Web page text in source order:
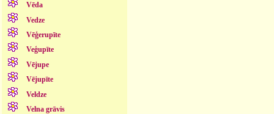
Vēda
Vedze
Vēģerupīte
Veģupīte
Vējupe
Vējupīte
Veldze
Velna grāvis